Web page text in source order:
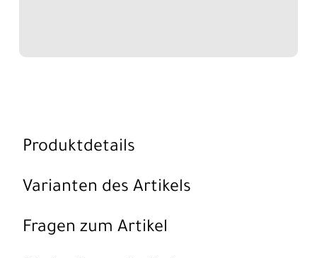
Produktdetails
Varianten des Artikels
Fragen zum Artikel